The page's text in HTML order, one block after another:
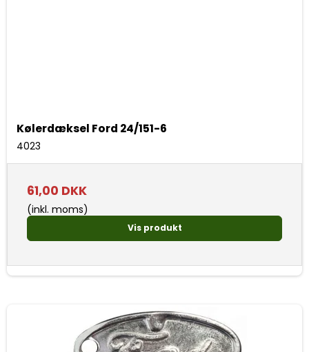
Kølerdæksel Ford 24/151-6
4023
61,00 DKK
(inkl. moms)
Vis produkt